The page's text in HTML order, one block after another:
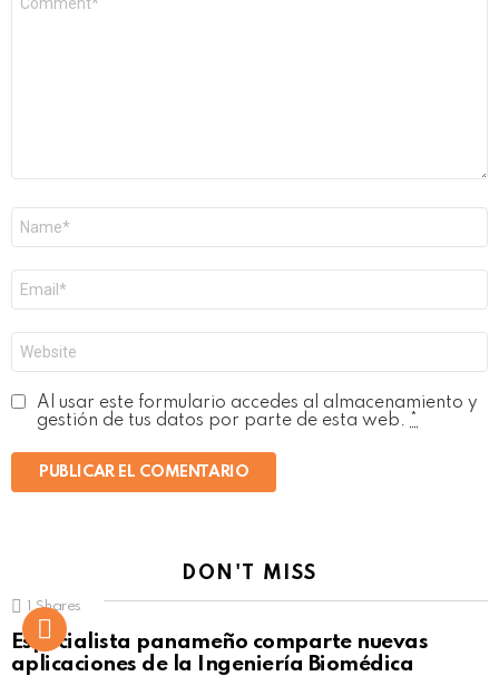
electrónico
*
Al usar este formulario accedes al almacenamiento y
gestión de tus datos por parte de esta web.
DON'T MISS
Click to view this post
1 Shares
Especialista panameño comparte nuevas
aplicaciones de la Ingeniería Biomédica